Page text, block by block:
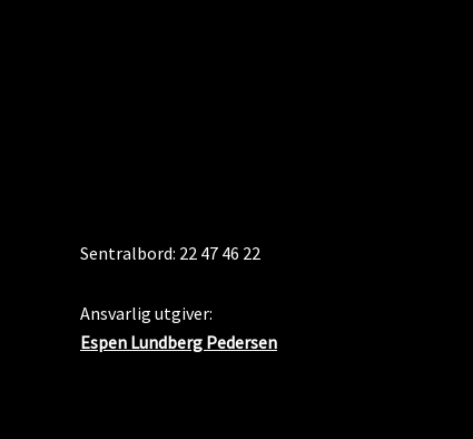
Sentralbord: 22 47 46 22
Ansvarlig utgiver:
Espen Lundberg Pedersen